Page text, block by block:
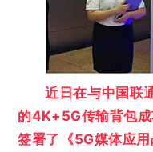
近日在与中国联
的4K+5G传输背包
签署了《5G媒体应